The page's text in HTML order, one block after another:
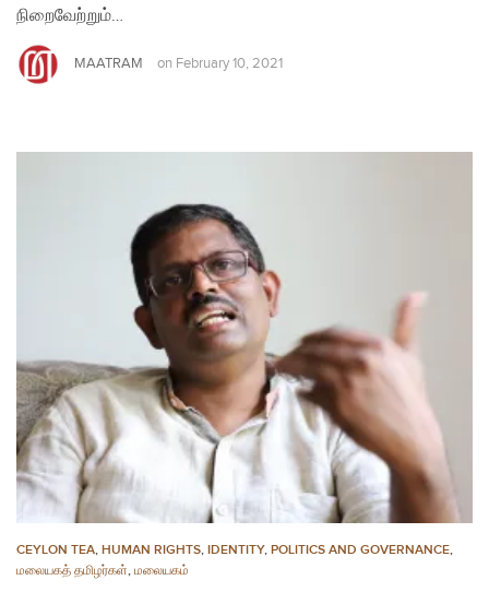
நிறைவேற்றும்…
MAATRAM on February 10, 2021
CEYLON TEA, HUMAN RIGHTS, IDENTITY, POLITICS AND GOVERNANCE,
மலையகத் தமிழர்கள், மலையகம்